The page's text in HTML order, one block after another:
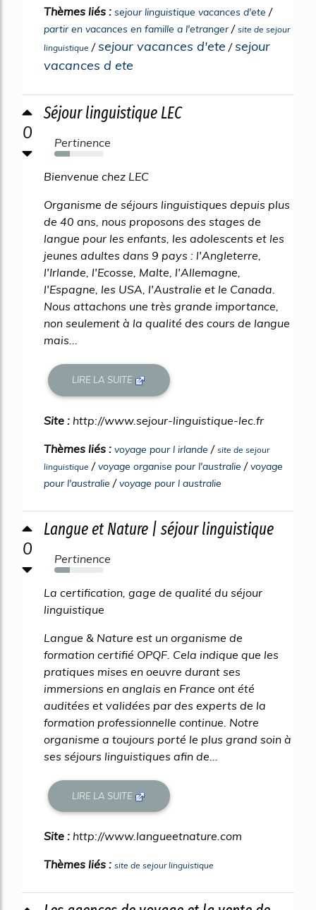
Thèmes liés : sejour linguistique vacances d'ete /
partir en vacances en famille a l'etranger/ site de sejour
linguistique /sejour vacances d'ete /sejour
vacances d ete
0
Séjour linguistique LEC
Pertinence
32%
Bienvenue chez LEC
Organisme de séjours linguistiques depuis plus
de 40 ans, nous proposons des stages de
langue pour les enfants, les adolescents et les
jeunes adultes dans 9 pays : l'Angleterre,
l'Irlande, l'Ecosse, Malte, l'Allemagne,
l'Espagne, les USA, l'Australie et le Canada.
Nous attachons une très grande importance,
non seulement à la qualité des cours de langue
mais...
LIRE LA SUITE
Site : http://www.sejour-linguistique-lec.fr
Thèmes liés : voyage pour l irlande / site de sejour
linguistique /voyage organise pour l'australie /voyage
pour l'australie /voyage pour l australie
0
Langue et Nature | séjour linguistique
Pertinence
31%
La certification, gage de qualité du séjour
linguistique
Langue & Nature est un organisme de
formation certifié OPQF. Cela indique que les
pratiques mises en oeuvre durant ses
immersions en anglais en France ont été
auditées et validées par des experts de la
formation professionnelle continue. Notre
organisme a toujours porté le plus grand soin à
ses séjours linguistiques afin de...
LIRE LA SUITE
Site : http://www.langueetnature.com
Thèmes liés : site de sejour linguistique